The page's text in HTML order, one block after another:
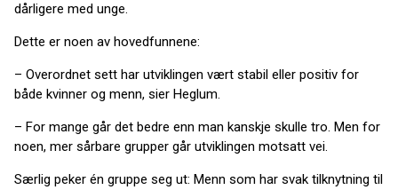
dårligere med unge.
Dette er noen av hovedfunnene:
– Overordnet sett har utviklingen vært stabil eller positiv for
både kvinner og menn, sier Heglum.
– For mange går det bedre enn man kanskje skulle tro. Men for
noen, mer sårbare grupper går utviklingen motsatt vei.
Særlig peker én gruppe seg ut: Menn som har svak tilknytning til